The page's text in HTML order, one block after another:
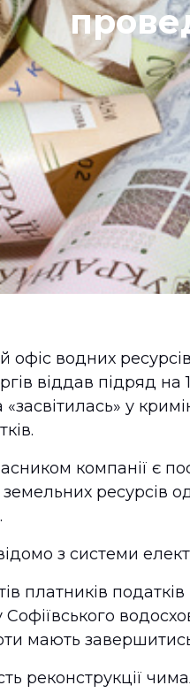
офіс водних
віддав підряд
«засвітилась» у
компанії є
ресурсів
з системи
платників
Софіївського
мають
реконструкції